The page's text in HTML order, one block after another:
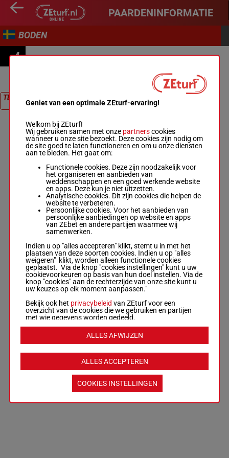
PAARDENINFORMATIE
BODEN
4
TERUG NAAR
RACEGeniet van een optimale ZEturf-ervaring!
Welkom bij ZEturf!
Wij gebruiken samen met onze partnerscookies
wanneer u onze site bezoekt. Deze cookies zijn nodig om
de site goed te laten functioneren en om u onze diensten
aan te bieden. Het gaat om:
Functionele cookies. Deze zijn noodzakelijk voor
het organiseren en aanbieden van
weddenschappen en een goed werkende website
en apps. Deze kun je niet uitzetten.
Analytische cookies. Dit zijn cookies die helpen de
website te verbeteren.
Persoonlijke cookies. Voor het aanbieden van
persoonlijke aanbiedingen op website en apps
van ZEbet en andere partijen waarmee wij
samenwerken.
Indien u op "alles accepteren" klikt, stemt u in met het
plaatsen van deze soorten cookies. Indien u op "alles
weigeren" klikt, worden alleen functionele cookies
geplaatst. Via de knop "cookies instellingen" kunt u uw
cookievoorkeuren op basis van hun doel instellen. Via de
knop "cookies" aan de rechterzijde van onze site kunt u
uw keuzes op elk moment aanpassen."
Bekijk ook het privacybeleid van ZEturf voor een
overzicht van de cookies die we gebruiken en partijen
met wie gegevens worden gedeeld.
ALLES ACCEPTEREN
ALLES AFWIJZEN
COOKIES INSTELLINGEN